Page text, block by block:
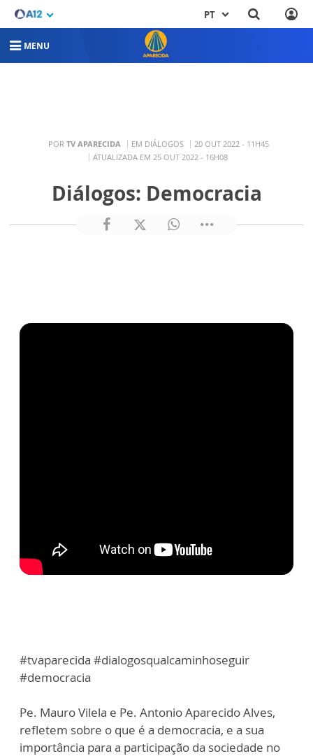
PT
MENU
POR TV APARECIDA EM DIÁLOGOS
20 OUT 2022 - 11H45
ATUALIZADA EM 25 OUT 2022 - 16H08
Diálogos: Democracia
#tvaparecida #dialogosqualcaminhoseguir
#democracia
Pe. Mauro Vilela e Pe. Antonio Aparecido Alves,
refletem sobre o que é a democracia, e a sua
importância para a participação da sociedade no